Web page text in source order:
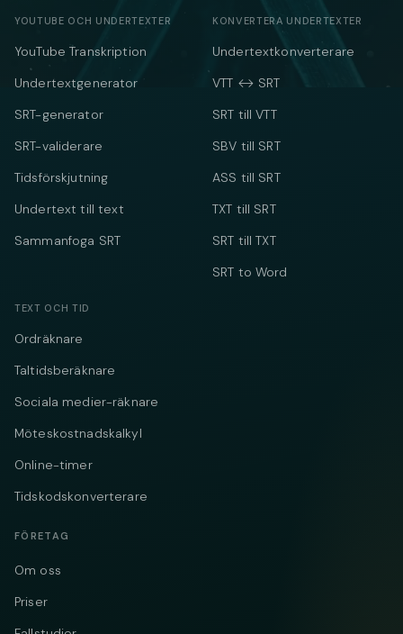
YOUTUBE OCH UNDERTEXTER
YouTube Transkription
Undertextgenerator
SRT-generator
SRT-validerare
Tidsförskjutning
Undertext till text
Sammanfoga SRT
KONVERTERA UNDERTEXTER
Undertextkonverterare
VTT ↔ SRT
SRT till VTT
SBV till SRT
ASS till SRT
TXT till SRT
SRT till TXT
SRT to Word
TEXT OCH TID
Ordräknare
Taltidsberäknare
Sociala medier-räknare
Möteskostnadskalkyl
Online-timer
Tidskodskonverterare
FÖRETAG
Om oss
Priser